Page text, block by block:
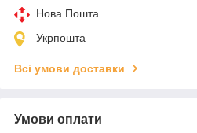
Нова Пошта
Укрпошта
Всі умови доставки
Умови оплати